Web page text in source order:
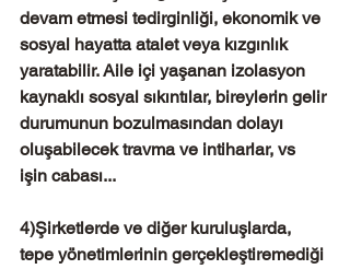
devam etmesi tedirginliği, ekonomik ve
sosyal hayatta atalet veya kızgınlık
yaratabilir. Aile içi yaşanan izolasyon
kaynaklı sosyal sıkıntılar, bireylerin gelir
durumunun bozulmasından dolayı
oluşabilecek travma ve intiharlar, vs
işin cabası...
4)Şirketlerde ve diğer kuruluşlarda,
tepe yönetimlerinin gerçekleştiremediği